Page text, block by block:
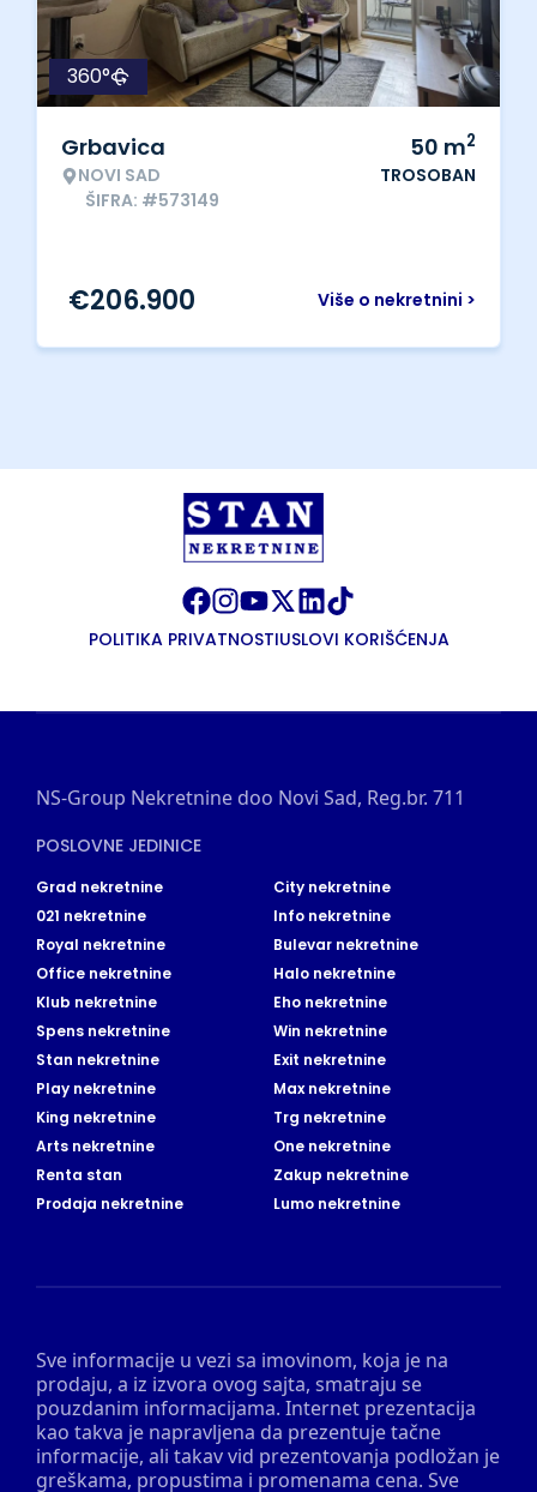
360°
Grbavica
NOVI SAD
ŠIFRA: #573149
50 m2
TROSOBAN
Više o nekretnini >
€206.900
POLITIKA PRIVATNOSTIUSLOVI KORIŠĆENJA
Sve informacije u vezi sa imovinom, koja je na
prodaju, a iz izvora ovog sajta, smatraju se
pouzdanim informacijama. Internet prezentacija
kao takva je napravljena da prezentuje tačne
informacije, ali takav vid prezentovanja podložan je
greškama, propustima i promenama cena. Sve
NS-Group Nekretnine doo Novi Sad, Reg.br. 711
POSLOVNE JEDINICE
Grad nekretnine
City nekretnine
021 nekretnine
Info nekretnine
Royal nekretnine
Bulevar nekretnine
Office nekretnine
Halo nekretnine
Klub nekretnine
Eho nekretnine
Spens nekretnine
Win nekretnine
Stan nekretnine
Exit nekretnine
Play nekretnine
Max nekretnine
King nekretnine
Trg nekretnine
Arts nekretnine
One nekretnine
Renta stan
Zakup nekretnine
Prodaja nekretnine
Lumo nekretnine